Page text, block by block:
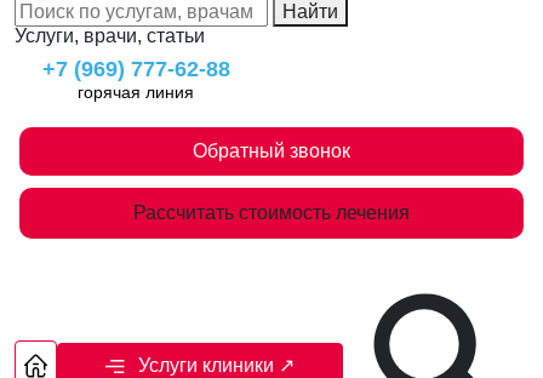
Найти
Услуги, врачи, статьи
+7 (969) 777-62-88
горячая линия
Обратный звонок
Рассчитать стоимость лечения
Услуги клиники ↗